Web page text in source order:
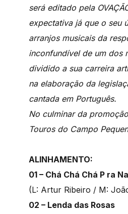
será editado pela
expectativa já que o seu
arranjos musicais da
inconfundível de um dos
dividido a sua carreira
na elaboração da
cantada em Português.
No culminar da
Touros do Campo
ALINHAMENTO:
01 – Chá Chá Chá P ra
(L: Artur Ribeiro / M:
02 – Lenda das Rosas